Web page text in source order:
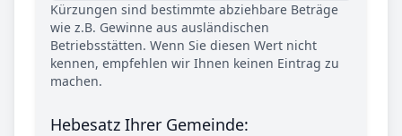
Kürzungen sind bestimmte abziehbare Beträge
wie z.B. Gewinne aus ausländischen
Betriebsstätten. Wenn Sie diesen Wert nicht
kennen, empfehlen wir Ihnen keinen Eintrag zu
machen.
Hebesatz Ihrer Gemeinde: